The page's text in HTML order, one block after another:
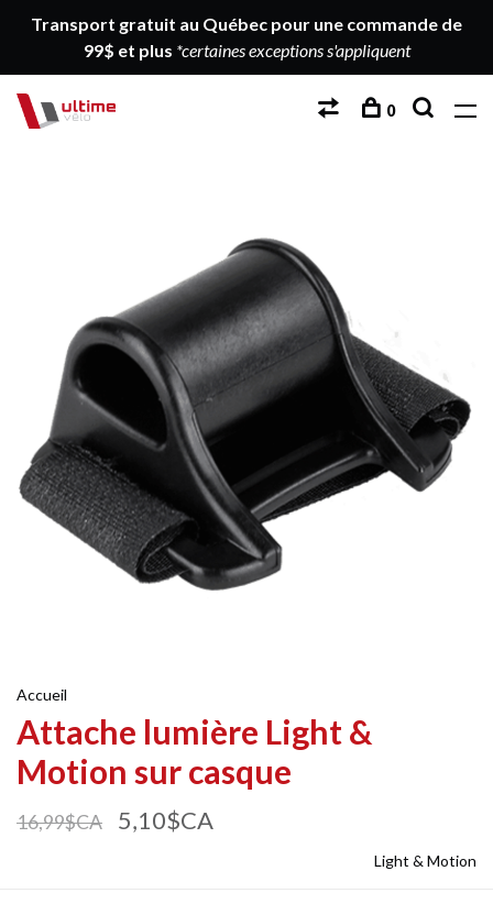
Transport gratuit au Québec pour une commande de
99$ et plus *certaines exceptions s'appliquent
0
Accueil
Attache lumière Light &
Motion sur casque
16,99$CA 5,10$CA
Light & Motion